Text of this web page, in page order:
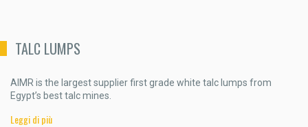
TALC LUMPS
AIMR is the largest supplier first grade white talc lumps from
Egypt’s best talc mines.
Leggi di più